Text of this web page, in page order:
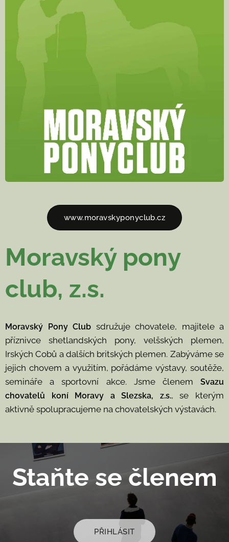
www.moravskyponyclub.cz
Moravský pony
club, z.s.
Moravský Pony Club sdružuje chovatele, majitele a
příznivce shetlandských pony, velšských plemen,
Irských Cobů a dalších britských plemen. Zabýváme se
jejich chovem a využitím, pořádáme výstavy, soutěže,
semináře a sportovní akce. Jsme členem Svazu
chovatelů koní Moravy a Slezska, z.s., se kterým
aktivně spolupracujeme na chovatelských výstavách.
Staňte se členem
PŘIHLÁSIT